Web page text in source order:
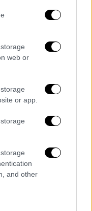
web or
or app.
and other